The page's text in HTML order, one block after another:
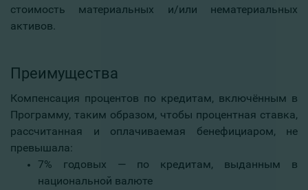
стоимость материальных и/или нематериальных
активов.
Преимущества
Компенсация процентов по кредитам, включённым в
Программу, таким образом, чтобы процентная ставка,
рассчитанная и оплачиваемая бенефициаром, не
превышала:
7% годовых — по кредитам, выданным в
национальной валюте